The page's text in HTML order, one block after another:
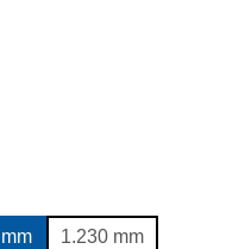
1.230 mm